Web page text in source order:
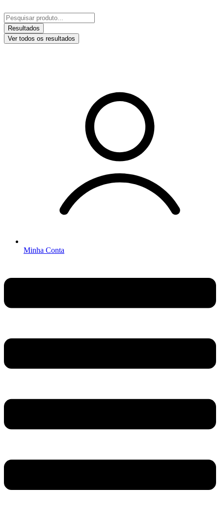
para
o
conteúdo
Pesquisar
...Resultados
Ver todos os resultados
Minha Conta